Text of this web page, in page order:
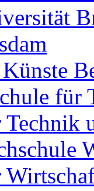
für
Technik